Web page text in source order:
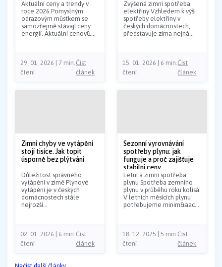
Aktuální ceny a trendy v
roce 2026 Pomyslným
odrazovým můstkem se
samozřejmě stávají ceny
energií. Aktuální cenov&...
29. 01. 2026 | 7 min.
čtení
Číst
článek
Zvýšená zimní spotřeba
elektřiny Vzhledem k výši
spotřeby elektřiny v
českých domácnostech,
představuje zima nejná...
15. 01. 2026 | 6 min.
čtení
Číst
článek
Zimní chyby ve vytápění
stojí tisíce. Jak topit
úsporně bez plýtvání
Důležitost správného
vytápění v zimě Plynové
vytápění je v českých
domácnostech stále
nejrozší...
02. 01. 2026 | 6 min.
čtení
Číst
článek
Sezonní vyrovnávání
spotřeby plynu: jak
funguje a proč zajišťuje
stabilní ceny
Letní a zimní spotřeba
plynu Spotřeba zemního
plynu v průběhu roku kolísá.
V letních měsících plynu
potřebujeme minim&aac...
18. 12. 2025 | 5 min.
čtení
Číst
článek